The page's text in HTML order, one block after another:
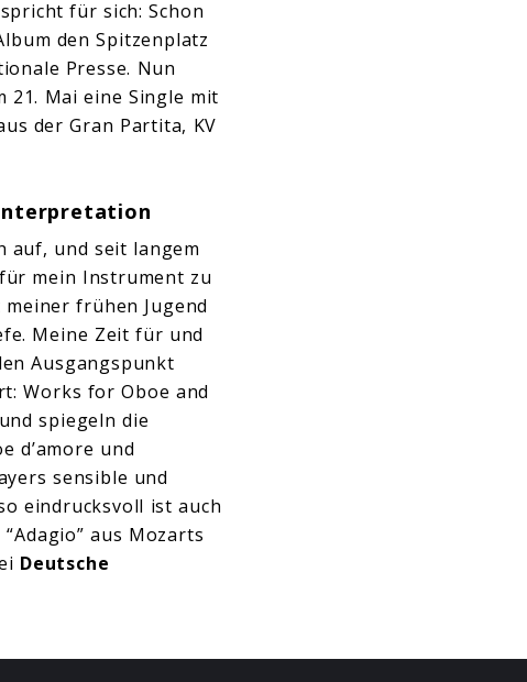
für sich: Schon
den Spitzenplatz
Presse. Nun
Mai eine Single mit
der Gran Partita, KV
auf, und seit langem
mein Instrument zu
frühen Jugend
Meine Zeit für und
Ausgangspunkt
Works for Oboe and
spiegeln die
d’amore und
sensible und
eindrucksvoll ist auch
aus Mozarts
Deutsche